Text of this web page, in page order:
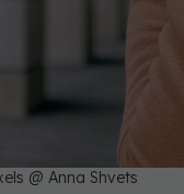
@ Anna Shvets